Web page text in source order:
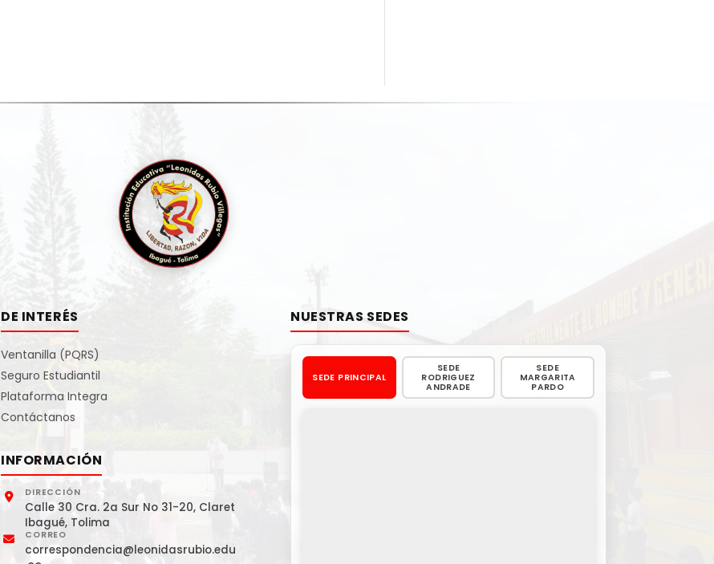
DE INTERÉS
Ventanilla (PQRS)
Seguro Estudiantil
Plataforma Integra
Contáctanos
INFORMACIÓN
DIRECCIÓN
Calle 30 Cra. 2a Sur No 31-20, Claret
Ibagué, Tolima
CORREO
correspondencia@leonidasrubio.edu
NUESTRAS SEDES
SEDE PRINCIPAL
SEDE
RODRIGUEZ
ANDRADE
SEDE
MARGARITA
PARDO